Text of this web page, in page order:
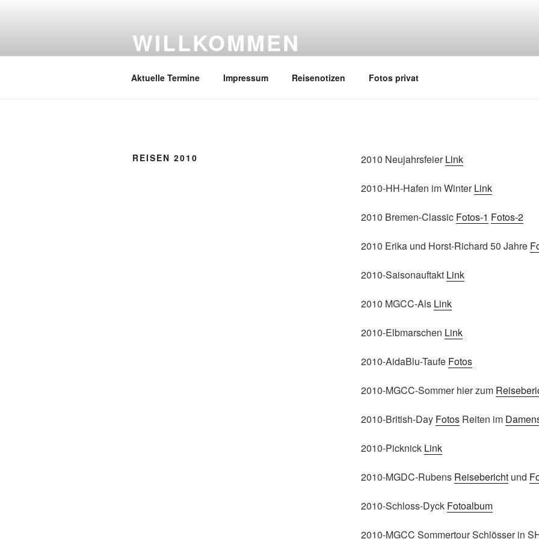
WILLKOMMEN
Aktuelle Termine Impressum Reisenotizen Fotos privat
REISEN 2010 2010 NeujahrsfeierLink
2010-HH-Hafen im WinterLink
2010 Bremen-Classic Fotos-1 Fotos-2
2010 Erika und Horst-Richard 50 Jahre
2010-Saisonauftakt Link
2010 MGCC-Als Link
2010-Elbmarschen Link
2010-AidaBlu-Taufe Fotos
2010-MGCC-Sommer hier zum
2010-British-Day FotosReiten im
2010-Picknick Link
2010-MGDC-Rubens Reiseberichtund
2010-Schloss-Dyck Fotoalbum
2010-MGCC Sommertour Schlösser in